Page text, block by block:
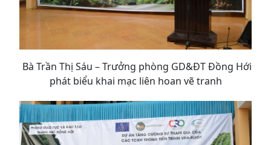
Bà Trần Thị Sáu – Trưởng phòng GD&ĐT Đồng Hới
phát biểu khai mạc liên hoan vẽ tranh